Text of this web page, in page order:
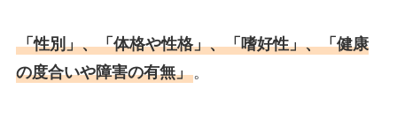
「性別」、「体格や性格」、「嗜好性」、「健康
の度合いや障害の有無」。